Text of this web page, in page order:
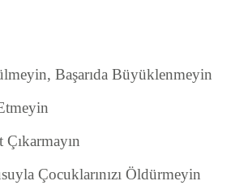
Başarıda Büyüklenmeyin
Çocuklarınızı Öldürmeyin